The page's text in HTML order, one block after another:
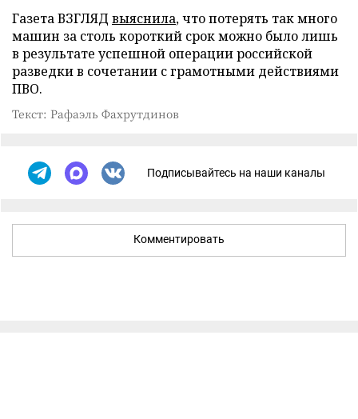
Газета ВЗГЛЯД выяснила, что потерять так много
машин за столь короткий срок можно было лишь
в результате успешной операции российской
разведки в сочетании с грамотными действиями
ПВО.
Текст: Рафаэль Фахрутдинов
Подписывайтесь на наши каналы
Комментировать